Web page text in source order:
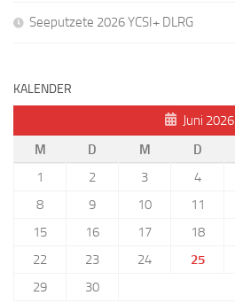
Seeputzete 2026 YCSI+ DLRG
KALENDER
Juni 2026
M
D M D
1
2 3 4
8
9 10 11
15
16 17 18
22
23 24 25
29
30